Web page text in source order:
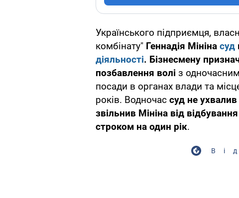
Українського підприємця,
комбінату" Геннадія Мініна суд
діяльності. Бізнесмену
позбавлення волі з
посади в органах влади та
років. Водночас суд не
звільнив Мініна від
строком на один рік.